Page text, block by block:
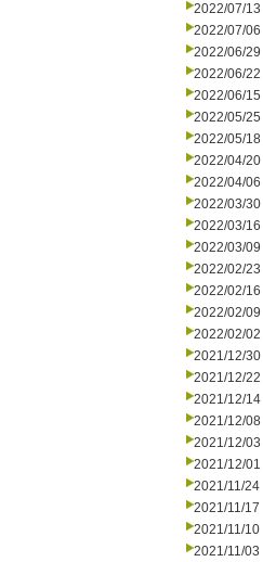
2022/07/13
2022/07/06
2022/06/29
2022/06/22
2022/06/15
2022/05/25
2022/05/18
2022/04/20
2022/04/06
2022/03/30
2022/03/16
2022/03/09
2022/02/23
2022/02/16
2022/02/09
2022/02/02
2021/12/30
2021/12/22
2021/12/14
2021/12/08
2021/12/03
2021/12/01
2021/11/24
2021/11/17
2021/11/10
2021/11/03